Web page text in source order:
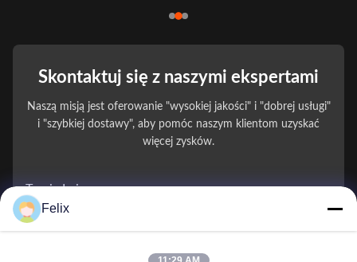
Skontaktuj się z naszymi ekspertami
Naszą misją jest oferowanie "wysokiej jakości" i "dobrej usługi"
i "szybkiej dostawy", aby pomóc naszym klientom uzyskać
więcej zysków.
Twoje Imię
Felix